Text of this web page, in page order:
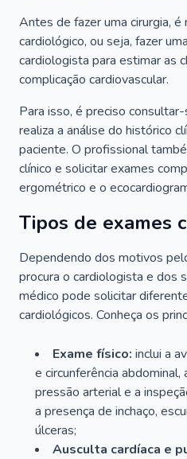
Antes de fazer uma cirurgia,
cardiológico, ou seja, fazer
cardiologista para estimar as
complicação cardiovascular.
Para isso, é preciso
realiza a análise do histórico
paciente. O profissional
clínico e solicitar exames
ergométrico e o
Tipos de exames
Dependendo dos motivos
procura o cardiologista e dos
médico pode solicitar
cardiológicos. Conheça os
Exame físico: inclui a
e circunferência
pressão arterial e a
a presença de inchaço,
úlceras;
Ausculta cardíaca e